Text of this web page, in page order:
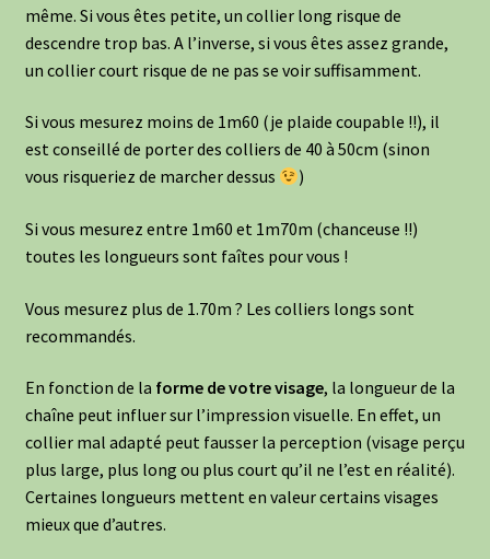
même. Si vous êtes petite, un collier long risque de
descendre trop bas. A l’inverse, si vous êtes assez grande,
un collier court risque de ne pas se voir suffisamment.
Si vous mesurez moins de 1m60 (je plaide coupable !!), il
est conseillé de porter des colliers de 40 à 50cm (sinon
vous risqueriez de marcher dessus
)
Si vous mesurez entre 1m60 et 1m70m (chanceuse !!)
toutes les longueurs sont faîtes pour vous !
Vous mesurez plus de 1.70m ? Les colliers longs sont
recommandés.
En fonction de la forme de votre visage, la longueur de la
chaîne peut influer sur l’impression visuelle. En effet, un
collier mal adapté peut fausser la perception (visage perçu
plus large, plus long ou plus court qu’il ne l’est en réalité).
Certaines longueurs mettent en valeur certains visages
mieux que d’autres.